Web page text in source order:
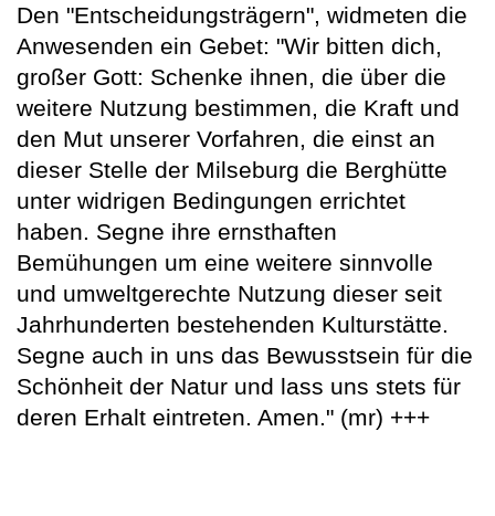
Den "Entscheidungsträgern", widmeten die
Anwesenden ein Gebet: "Wir bitten dich,
großer Gott: Schenke ihnen, die über die
weitere Nutzung bestimmen, die Kraft und
den Mut unserer Vorfahren, die einst an
dieser Stelle der Milseburg die Berghütte
unter widrigen Bedingungen errichtet
haben. Segne ihre ernsthaften
Bemühungen um eine weitere sinnvolle
und umweltgerechte Nutzung dieser seit
Jahrhunderten bestehenden Kulturstätte.
Segne auch in uns das Bewusstsein für die
Schönheit der Natur und lass uns stets für
deren Erhalt eintreten. Amen." (mr) +++